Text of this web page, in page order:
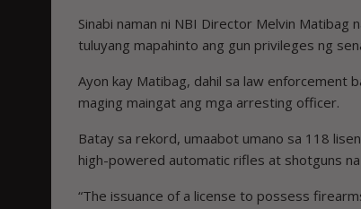
Sinabi naman ni NBI Director Melvin Matibag
tuluyang mapahinto ang gun privileges ng
Ayon kay Matibag, dahil sa law enforcement
maging maingat ang mga arresting officer.
Batay sa rekord, umaabot umano sa 118
high-powered automatic rifles at shotguns
“The issuance of a license to possess